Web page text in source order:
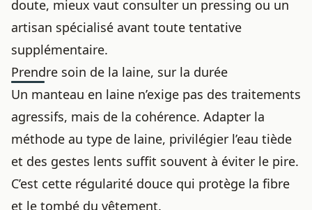
doute, mieux vaut consulter un pressing ou un
artisan spécialisé avant toute tentative
supplémentaire.
Prendre soin de la laine, sur la durée
Un manteau en laine n’exige pas des traitements
agressifs, mais de la cohérence. Adapter la
méthode au type de laine, privilégier l’eau tiède
et des gestes lents suffit souvent à éviter le pire.
C’est cette régularité douce qui protège la fibre
et le tombé du vêtement.